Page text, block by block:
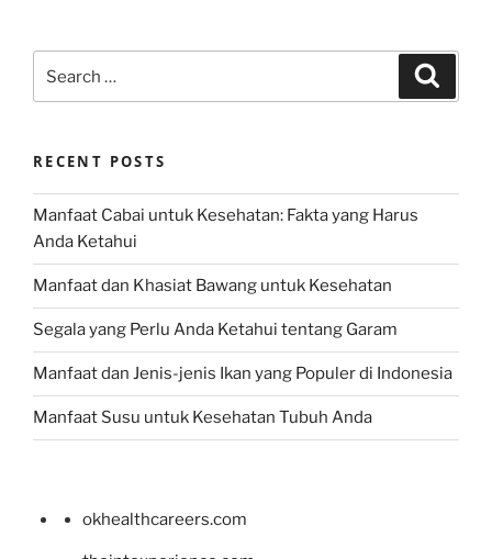
for:
RECENT POSTS
Manfaat Cabai untuk Kesehatan: Fakta yang Harus
Anda Ketahui
Manfaat dan Khasiat Bawang untuk Kesehatan
Segala yang Perlu Anda Ketahui tentang Garam
Manfaat dan Jenis-jenis Ikan yang Populer di Indonesia
Manfaat Susu untuk Kesehatan Tubuh Anda
okhealthcareers.com